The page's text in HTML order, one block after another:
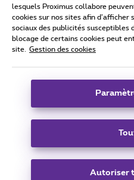
Tous droits réservés. © 2026
Conditions générales, info
Coordonnées de l’entreprise
Boulevard du Roi Albert II 27 -
Carrier & Wholesale Solutions
|Telindus
lesquels Proximus collabore
cookies sur nos sites afin d’afficher
sociaux des publicités susceptibles
blocage de certains cookies peut
site.
Gestion des cookies
Autoriser